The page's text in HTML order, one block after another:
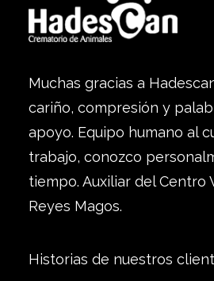
Muchas gracias a
cariño, compresión y
apoyo. Equipo humano al
trabajo, conozco
tiempo. Auxiliar del Centro
Reyes Magos.
Historias de nuestros